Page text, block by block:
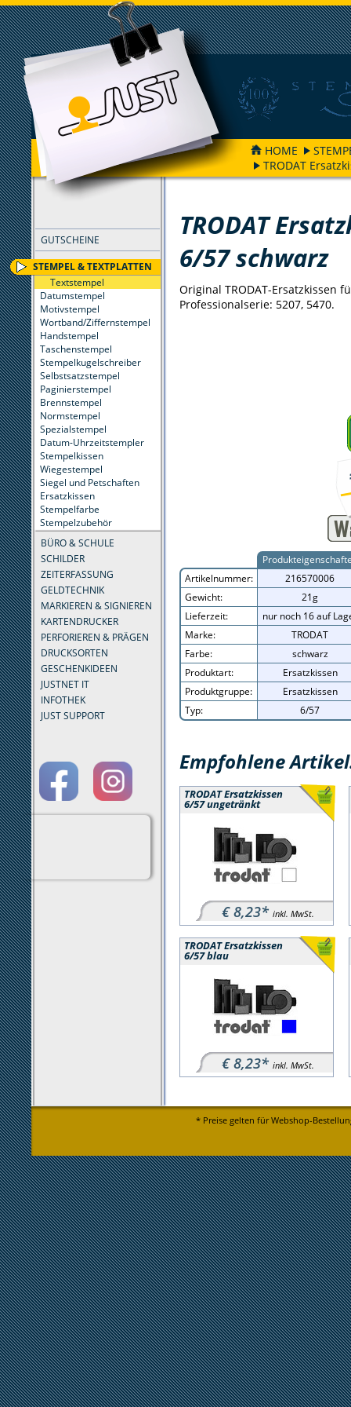
HOME
TRODAT
GUTSCHEINE
STEMPEL & TEXTPLATTEN
Textstempel
Datumstempel
Motivstempel
Wortband/Ziffernstempel
Handstempel
Taschenstempel
Stempelkugelschreiber
Selbstsatzstempel
Paginierstempel
Brennstempel
Normstempel
Spezialstempel
Datum-Uhrzeitstempler
Stempelkissen
Wiegestempel
Siegel und Petschaften
Ersatzkissen
Stempelfarbe
Stempelzubehör
BÜRO & SCHULE
SCHILDER
ZEITERFASSUNG
GELDTECHNIK
MARKIEREN & SIGNIEREN
KARTENDRUCKER
PERFORIEREN & PRÄGEN
DRUCKSORTEN
GESCHENKIDEEN
JUSTNET IT
INFOTHEK
JUST SUPPORT
FILTER
TRODAT
6/57 schwarz
Original TRODAT-Ersatzkissen
Professionalserie: 5207, 5470.
Artikelnummer:
216570006
Gewicht:
21g
Lieferzeit:
nur noch 16 auf
Marke:
TRODAT
Farbe:
schwarz
Produktart:
Ersatzkissen
Produktgruppe:
Ersatzkissen
Typ:
6/57
Empfohlene
TRODAT Ersatzkissen
6/57 ungetränkt
€ 8,23* inkl. MwSt.
TRODAT Ersatzkissen
6/57 blau
€ 8,23* inkl. MwSt.
* Preise gelten für Webshop-